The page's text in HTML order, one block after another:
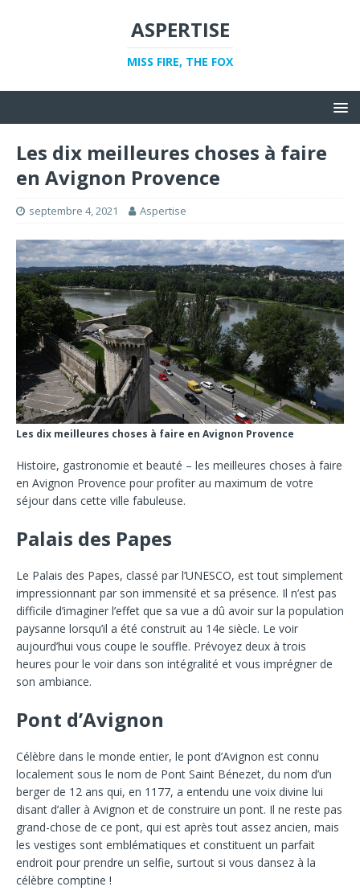
ASPERTISE
MISS FIRE, THE FOX
Les dix meilleures choses à faire
en Avignon Provence
septembre 4, 2021 Aspertise
Les dix meilleures choses à faire en Avignon Provence
Histoire, gastronomie et beauté – les meilleures choses à faire
en Avignon Provence pour profiter au maximum de votre
séjour dans cette ville fabuleuse.
Palais des Papes
Le Palais des Papes, classé par l’UNESCO, est tout simplement
impressionnant par son immensité et sa présence. Il n’est pas
difficile d’imaginer l’effet que sa vue a dû avoir sur la population
paysanne lorsqu’il a été construit au 14e siècle. Le voir
aujourd’hui vous coupe le souffle. Prévoyez deux à trois
heures pour le voir dans son intégralité et vous imprégner de
son ambiance.
Pont d’Avignon
Célèbre dans le monde entier, le pont d’Avignon est connu
localement sous le nom de Pont Saint Bénezet, du nom d’un
berger de 12 ans qui, en 1177, a entendu une voix divine lui
disant d’aller à Avignon et de construire un pont. Il ne reste pas
grand-chose de ce pont, qui est après tout assez ancien, mais
les vestiges sont emblématiques et constituent un parfait
endroit pour prendre un selfie, surtout si vous dansez à la
célèbre comptine !